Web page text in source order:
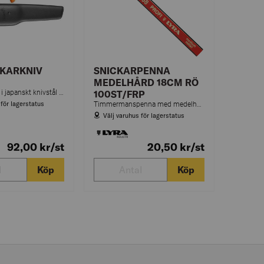
lagerstatus
92,00 kr/st
Köp
SNICKARPENNA
MEDELHÅRD 18CM RÖ
100ST/FRP
Välj varuhus för lagerstatus
20,50 kr/st
Köp